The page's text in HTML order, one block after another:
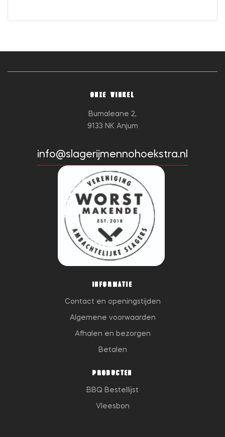
ONZE WINKEL
Bumaleane 2,
9133 NK Anjum
info@slagerijmennohoekstra.nl
INFORMATIE
Contact en openingstijden
Algemene voorwaarden
Afhalen en bezorgen
Betalen
PRODUCTEN
BBQ Bestellijst
Vleesbon